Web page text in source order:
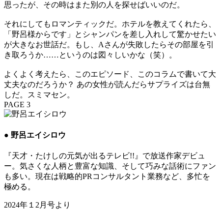
思ったが、その時はまた別の人を探せばいいのだ。
それにしてもロマンティックだ。ホテルを教えてくれたら、
「野呂様からです」とシャンパンを差し入れして驚かせたい
が大きなお世話だ。もし、Aさんが失敗したらその部屋を引
き取ろうか……というのは図々しいかな（笑）。
よくよく考えたら、このエピソード、このコラムで書いて大
丈夫なのだろうか？ あの女性が読んだらサプライズは台無
しだ。スミマセン。
PAGE 3
● 野呂エイシロウ
『天才・たけしの元気が出るテレビ!!』で放送作家デビュ
ー。気さくな人柄と豊富な知識、そして巧みな話術にファン
も多い。現在は戦略的PRコンサルタント業務など、多忙を
極める。
2024年１2月号より